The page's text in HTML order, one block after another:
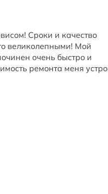
Сроки и качество
великолепными! Мой
очень быстро и
ремонта меня